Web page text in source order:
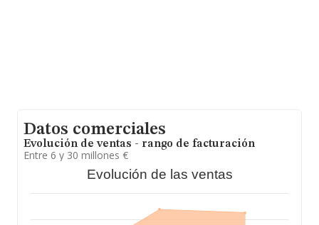
Datos comerciales
Evolución de ventas - rango de facturación
Entre 6 y 30 millones €
Evolución de las ventas